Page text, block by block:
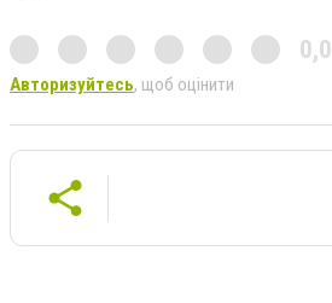
0,0
Авторизуйтесь, щоб оцінити